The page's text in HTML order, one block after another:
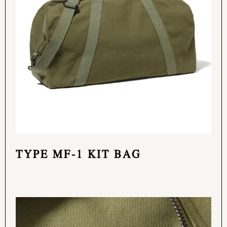
TYPE MF-1 KIT BAG